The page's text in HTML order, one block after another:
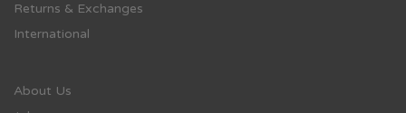
Returns & Exchanges
International
About Us